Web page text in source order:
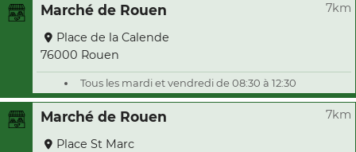
Marché de Rouen 7km
Place de la Calende
76000 Rouen
Tous les mardi et vendredi de 08:30 à 12:30
Marché de Rouen 7km
Place St Marc